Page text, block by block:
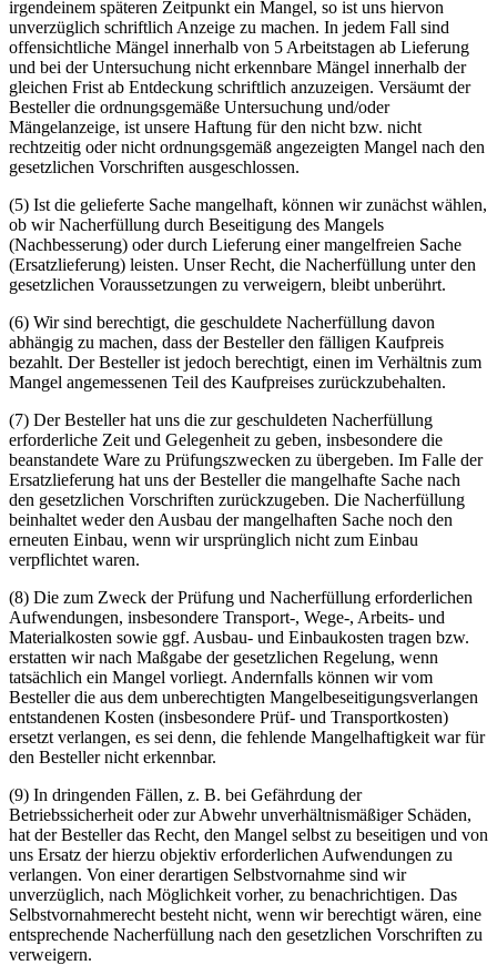
irgendeinem späteren Zeitpunkt ein Mangel, so ist uns hiervon
unverzüglich schriftlich Anzeige zu machen. In jedem Fall sind
offensichtliche Mängel innerhalb von 5 Arbeitstagen ab Lieferung
und bei der Untersuchung nicht erkennbare Mängel innerhalb der
gleichen Frist ab Entdeckung schriftlich anzuzeigen. Versäumt der
Besteller die ordnungsgemäße Untersuchung und/oder
Mängelanzeige, ist unsere Haftung für den nicht bzw. nicht
rechtzeitig oder nicht ordnungsgemäß angezeigten Mangel nach den
gesetzlichen Vorschriften ausgeschlossen.
(5) Ist die gelieferte Sache mangelhaft, können wir zunächst wählen,
ob wir Nacherfüllung durch Beseitigung des Mangels
(Nachbesserung) oder durch Lieferung einer mangelfreien Sache
(Ersatzlieferung) leisten. Unser Recht, die Nacherfüllung unter den
gesetzlichen Voraussetzungen zu verweigern, bleibt unberührt.
(6) Wir sind berechtigt, die geschuldete Nacherfüllung davon
abhängig zu machen, dass der Besteller den fälligen Kaufpreis
bezahlt. Der Besteller ist jedoch berechtigt, einen im Verhältnis zum
Mangel angemessenen Teil des Kaufpreises zurückzubehalten.
(7) Der Besteller hat uns die zur geschuldeten Nacherfüllung
erforderliche Zeit und Gelegenheit zu geben, insbesondere die
beanstandete Ware zu Prüfungszwecken zu übergeben. Im Falle der
Ersatzlieferung hat uns der Besteller die mangelhafte Sache nach
den gesetzlichen Vorschriften zurückzugeben. Die Nacherfüllung
beinhaltet weder den Ausbau der mangelhaften Sache noch den
erneuten Einbau, wenn wir ursprünglich nicht zum Einbau
verpflichtet waren.
(8) Die zum Zweck der Prüfung und Nacherfüllung erforderlichen
Aufwendungen, insbesondere Transport-, Wege-, Arbeits- und
Materialkosten sowie ggf. Ausbau- und Einbaukosten tragen bzw.
erstatten wir nach Maßgabe der gesetzlichen Regelung, wenn
tatsächlich ein Mangel vorliegt. Andernfalls können wir vom
Besteller die aus dem unberechtigten Mangelbeseitigungsverlangen
entstandenen Kosten (insbesondere Prüf- und Transportkosten)
ersetzt verlangen, es sei denn, die fehlende Mangelhaftigkeit war für
den Besteller nicht erkennbar.
(9) In dringenden Fällen, z. B. bei Gefährdung der
Betriebssicherheit oder zur Abwehr unverhältnismäßiger Schäden,
hat der Besteller das Recht, den Mangel selbst zu beseitigen und von
uns Ersatz der hierzu objektiv erforderlichen Aufwendungen zu
verlangen. Von einer derartigen Selbstvornahme sind wir
unverzüglich, nach Möglichkeit vorher, zu benachrichtigen. Das
Selbstvornahmerecht besteht nicht, wenn wir berechtigt wären, eine
entsprechende Nacherfüllung nach den gesetzlichen Vorschriften zu
verweigern.